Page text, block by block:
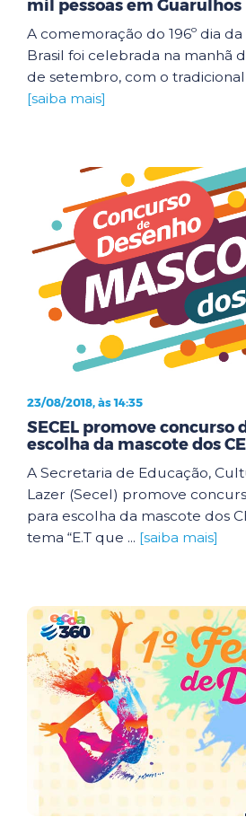
mil pessoas em Guarulhos
A comemoração do 196º dia
Brasil foi celebrada na manhã
de setembro, com o
[saiba mais]
23/08/2018, às 14:35
SECEL promove concurso
escolha da mascote dos
A Secretaria de Educação,
Lazer (Secel) promove
para escolha da mascote dos
tema “E.T que ... [saiba mais]